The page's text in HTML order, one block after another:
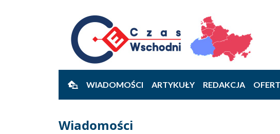
WIADOMOŚCI ARTYKUŁY REDAKCJA
Wiadomości